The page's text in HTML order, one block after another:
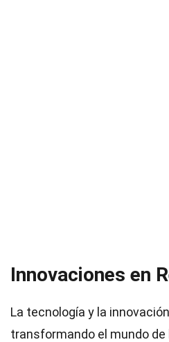
Innovaciones en
La tecnología y la
transformando el mundo de